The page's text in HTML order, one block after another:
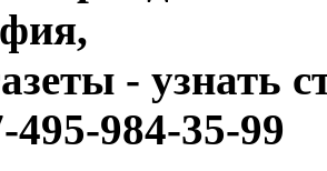
- узнать
495-984-35-99